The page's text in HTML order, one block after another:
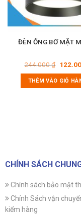
ĐÈN ỐNG BƠ MẶT
244.000₫ Giá
là:
THÊM VÀO GIỎ
CHÍNH SÁCH
Chính sách bảo mật
Chính Sách vận
kiểm hàng